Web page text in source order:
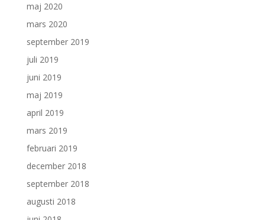
maj 2020
mars 2020
september 2019
juli 2019
juni 2019
maj 2019
april 2019
mars 2019
februari 2019
december 2018
september 2018
augusti 2018